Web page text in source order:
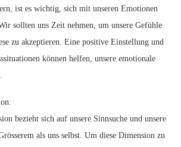
ist es wichtig, sich mit unseren Emotionen
sollten uns Zeit nehmen, um unsere Gefühle
zu akzeptieren. Eine positive Einstellung und
können helfen, unsere emotionale
bezieht sich auf unsere Sinnsuche und unsere
als uns selbst. Um diese Dimension zu